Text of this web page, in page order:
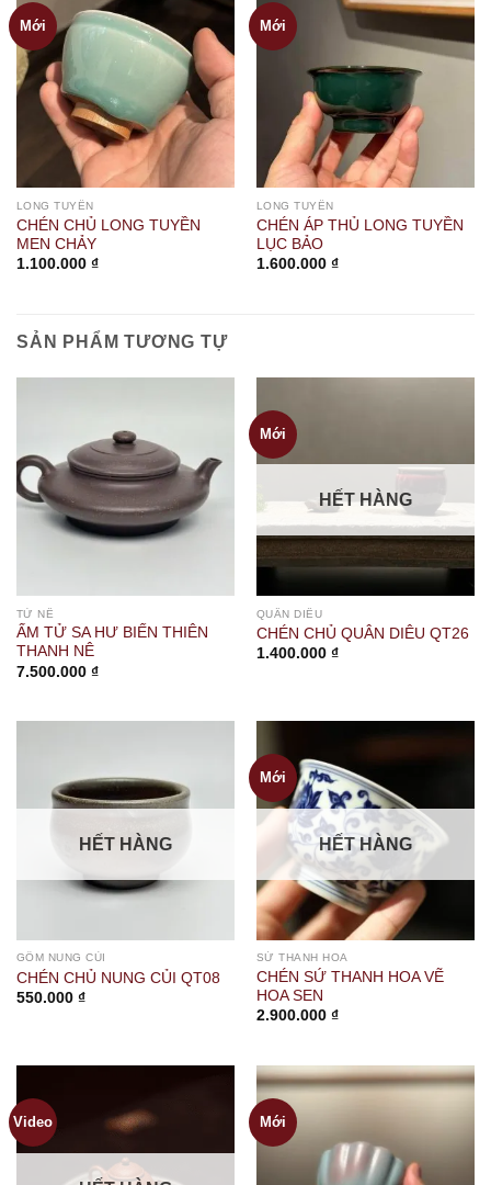
Mới
LONG TUYỀN
CHÉN CHỦ LONG TUYỀN
MEN CHẢY
1.100.000 ₫
Mới
LONG TUYỀN
CHÉN ÁP THỦ LONG TUYỀN
LỤC BẢO
1.600.000 ₫
SẢN PHẨM TƯƠNG TỰ
TỬ NÊ
ẤM TỬ SA HƯ BIẾN THIÊN
THANH NÊ
7.500.000 ₫
Mới
HẾT HÀNG
QUÂN DIÊU
CHÉN CHỦ QUÂN DIÊU QT26
1.400.000 ₫
HẾT HÀNG
GỐM NUNG CỦI
CHÉN CHỦ NUNG CỦI QT08
550.000 ₫
Mới
HẾT HÀNG
SỨ THANH HOA
CHÉN SỨ THANH HOA VẼ
HOA SEN
2.900.000 ₫
Video Mới